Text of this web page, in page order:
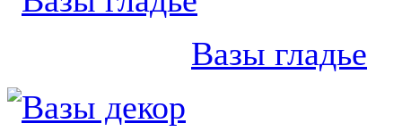
Вазы гладье